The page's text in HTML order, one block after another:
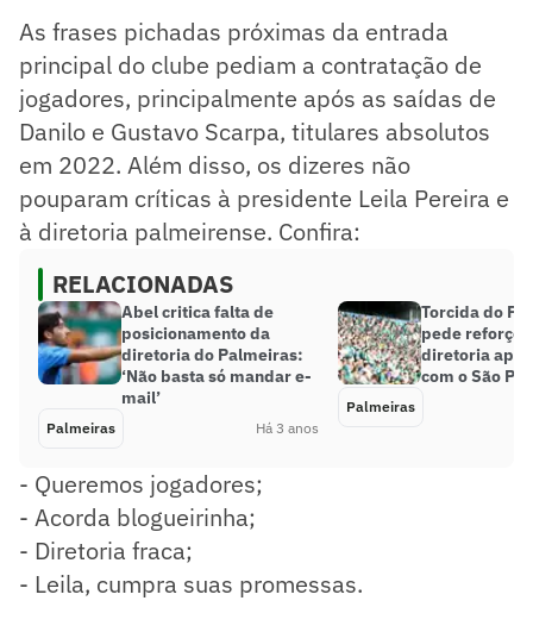
As frases pichadas próximas da entrada
principal do clube pediam a contratação de
jogadores, principalmente após as saídas de
Danilo e Gustavo Scarpa, titulares absolutos
em 2022. Além disso, os dizeres não
pouparam críticas à presidente Leila Pereira e
à diretoria palmeirense. Confira:
RELACIONADAS
Abel critica falta de
posicionamento da
diretoria do Palmeiras:
‘Não basta só mandar e-
mail’
Palmeiras Há 3 anos
Torcida do
pede
diretoria
com o São
Palmeiras
- Queremos jogadores;​
- Acorda blogueirinha;
- Diretoria fraca;
​- Leila, cumpra suas promessas.